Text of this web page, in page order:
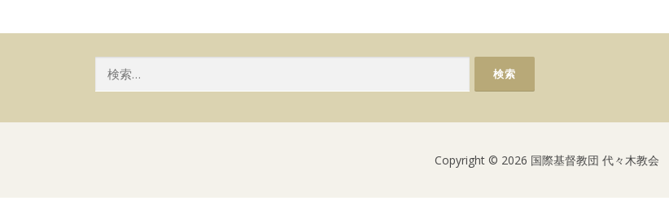
Copyright © 2026 国際基督教団 代々木教会